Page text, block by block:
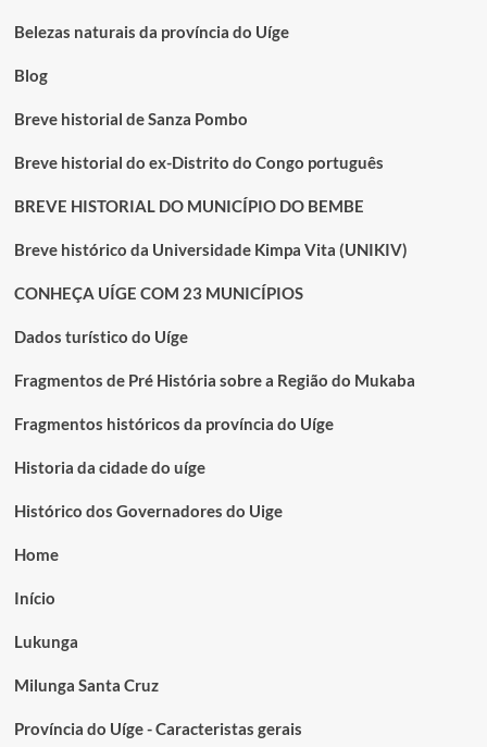
Belezas naturais da província do Uíge
Blog
Breve historial de Sanza Pombo
Breve historial do ex-Distrito do Congo português
BREVE HISTORIAL DO MUNICÍPIO DO BEMBE
Breve histórico da Universidade Kimpa Vita (UNIKIV)
CONHEÇA UÍGE COM 23 MUNICÍPIOS
Dados turístico do Uíge
Fragmentos de Pré História sobre a Região do Mukaba
Fragmentos históricos da província do Uíge
Historia da cidade do uíge
Histórico dos Governadores do Uige
Home
Início
Lukunga
Milunga Santa Cruz
Província do Uíge - Caracteristas gerais